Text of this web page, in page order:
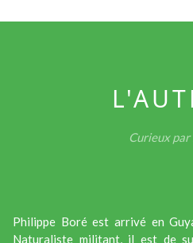
Curieux
Philippe Boré est arrivé en
Naturaliste militant, il est de